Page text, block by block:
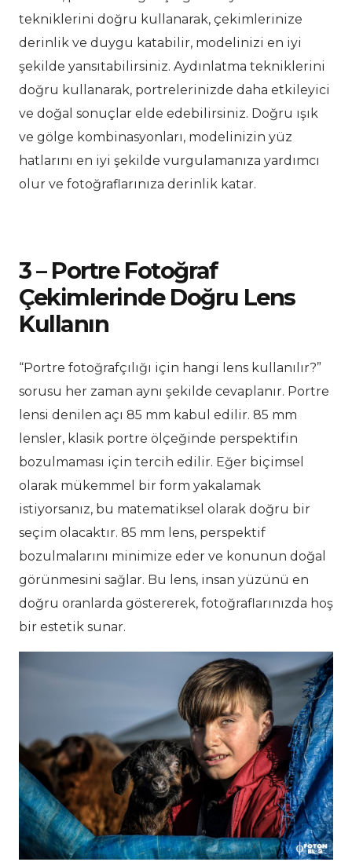
tekniklerini doğru kullanarak, çekimlerinize
derinlik ve duygu katabilir, modelinizi en iyi
şekilde yansıtabilirsiniz. Aydınlatma tekniklerini
doğru kullanarak, portrelerinizde daha etkileyici
ve doğal sonuçlar elde edebilirsiniz. Doğru ışık
ve gölge kombinasyonları, modelinizin yüz
hatlarını en iyi şekilde vurgulamanıza yardımcı
olur ve fotoğraflarınıza derinlik katar.
3 – Portre Fotoğraf
Çekimlerinde Doğru Lens
Kullanın
“Portre fotoğrafçılığı için hangi lens kullanılır?”
sorusu her zaman aynı şekilde cevaplanır. Portre
lensi denilen açı 85 mm kabul edilir. 85 mm
lensler, klasik portre ölçeğinde perspektifin
bozulmaması için tercih edilir. Eğer biçimsel
olarak mükemmel bir form yakalamak
istiyorsanız, bu matematiksel olarak doğru bir
seçim olacaktır. 85 mm lens, perspektif
bozulmalarını minimize eder ve konunun doğal
görünmesini sağlar. Bu lens, insan yüzünü en
doğru oranlarda göstererek, fotoğraflarınızda hoş
bir estetik sunar.